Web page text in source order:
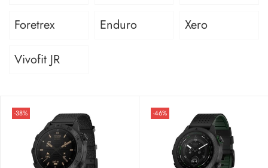
Foretrex
Enduro
Xero
Vivofit JR
-38% -46%